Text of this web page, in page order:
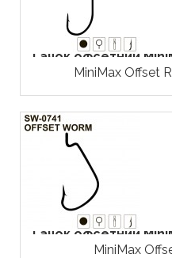
Гачок офсетний
MiniMax Offset
Гачок офсетний
MiniMax